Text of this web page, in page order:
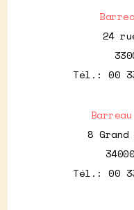
24
Tél.: 00
8 Grand
34000
Tél.: 00